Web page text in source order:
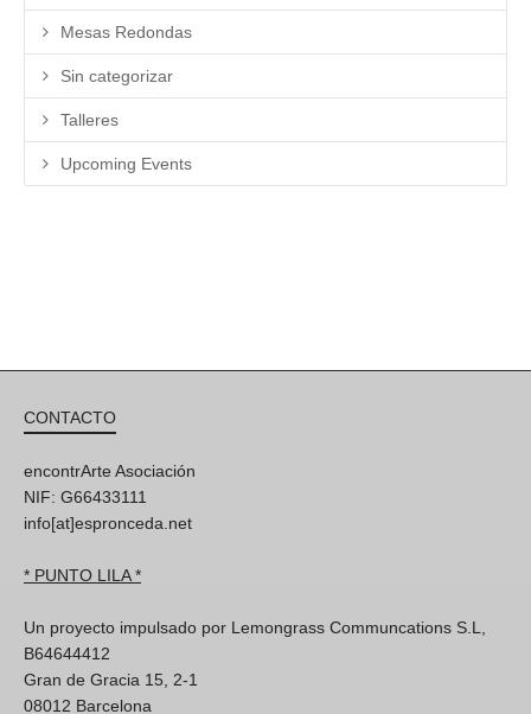
Mesas Redondas
Sin categorizar
Talleres
Upcoming Events
CONTACTO
encontrArte Asociación
NIF: G66433111
info[at]espronceda.net
* PUNTO LILA *
Un proyecto impulsado por Lemongrass Communcations S.L,
B64644412
Gran de Gracia 15, 2-1
08012 Barcelona